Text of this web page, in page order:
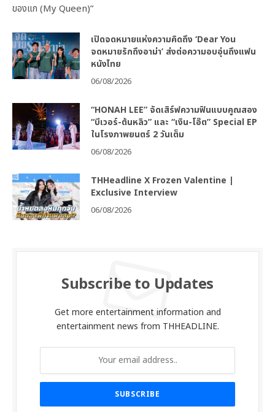
ของแก (My Queen)”
เปิดจดหมายแห่งความคิดถึง ‘Dear You
จดหมายรักถึงอาม่า’ ส่งต่อความอบอุ่นถึงแฟน
หนังไทย
06/08/2026
“HONAH LEE” จัดเสิร์ฟความฟินแบบคูณสอง
“บีเวอร์-ต้นหลิว” และ “เงิน-โอ๊ต” Special EP
ในโรงภาพยนตร์ 2 วันเต็ม
06/08/2026
THHeadline X Frozen Valentine |
Exclusive Interview
06/08/2026
Subscribe to Updates
Get more entertainment information and
entertainment news from THHEADLINE.